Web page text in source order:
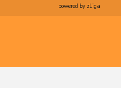
powered by zLiga